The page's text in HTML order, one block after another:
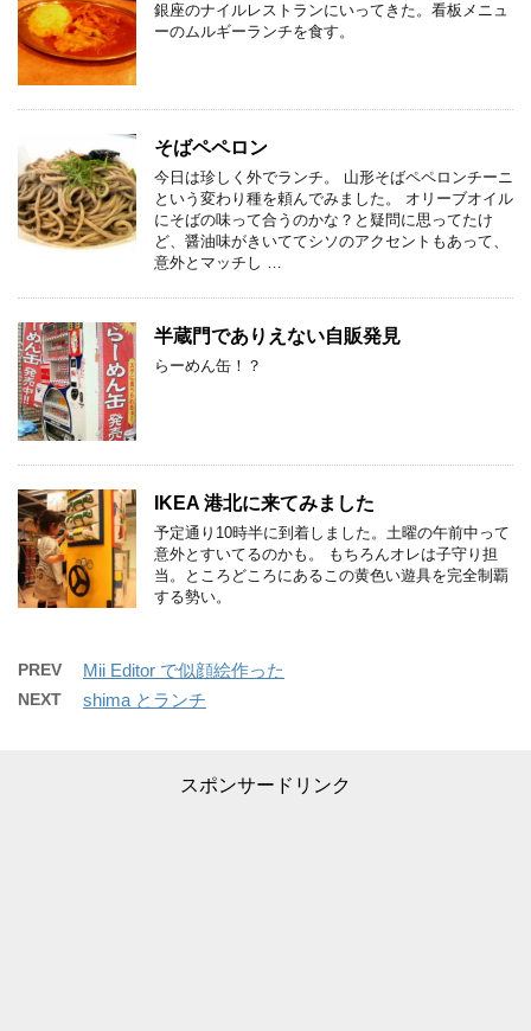
銀座のナイルレストランにいってきた。看板メニュ
ーのムルギーランチを食す。
そばペペロン
今日は珍しく外でランチ。 山形そばペペロンチーニ
という変わり種を頼んでみました。 オリーブオイル
にそばの味って合うのかな？と疑問に思ってたけ
ど、醤油味がきいててシソのアクセントもあって、
意外とマッチし …
半蔵門でありえない自販発見
らーめん缶！？
IKEA 港北に来てみました
予定通り10時半に到着しました。土曜の午前中って
意外とすいてるのかも。 もちろんオレは子守り担
当。ところどころにあるこの黄色い遊具を完全制覇
する勢い。
PREV Mii Editor で似顔絵作った
NEXT shima とランチ
スポンサードリンク